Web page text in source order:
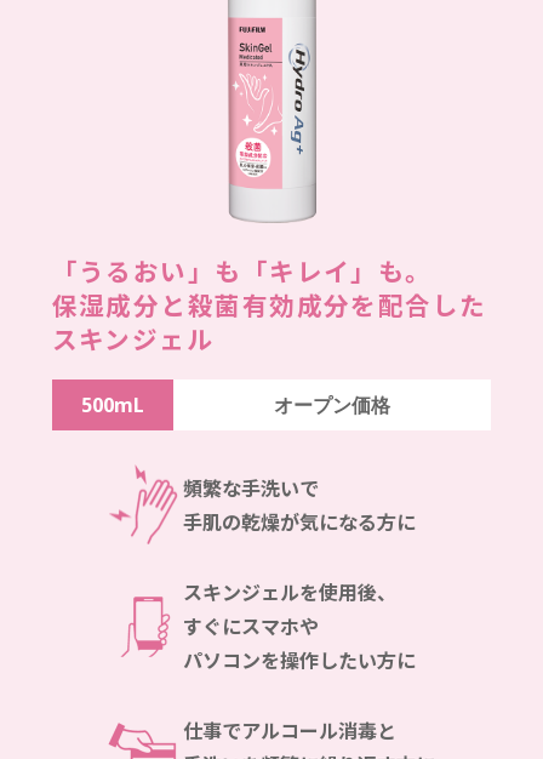
「うるおい」も「キレイ」も。
保湿成分と殺菌有効成分を配合した
スキンジェル
500mL オープン価格
頻繁な手洗いで
手肌の乾燥が気になる方に
スキンジェルを使用後、
すぐにスマホや
パソコンを操作したい方に
仕事でアルコール消毒と